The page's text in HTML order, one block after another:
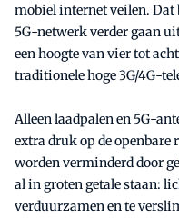
mobiel internet veilen. Dat
5G-netwerk verder gaan
een hoogte van vier tot
traditionele hoge 3G/4G-
Alleen laadpalen en 5G-
extra druk op de
worden verminderd door
al in groten getale staan:
verduurzamen en te